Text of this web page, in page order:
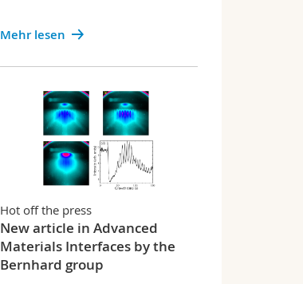
Mehr lesen
Hot off the press
New article in Advanced
Materials Interfaces by the
Bernhard group